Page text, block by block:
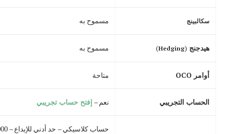
سكالبينج مسموح به
هيدجنج (
Hedging
) مسموح به
أوامر OCO متاحة
الحساب التجريبي نعم – إفتح حساب تجريبي
حساب كلاسيكي – حد أدني للإيداع – 2000 دولار